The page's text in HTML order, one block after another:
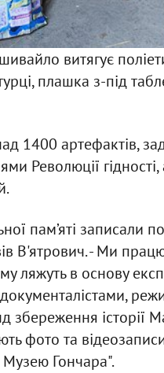
витягує
плашка з-під
1400 артефактів,
Революції
пам’яті записали
В'ятрович. - Ми
ляжуть в основу
історії
фото та
Музею Гончара".